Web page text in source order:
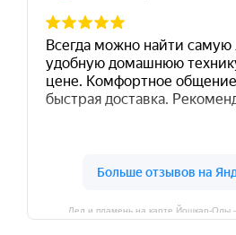
Лед и пламень на карте Йошкар‑Олы